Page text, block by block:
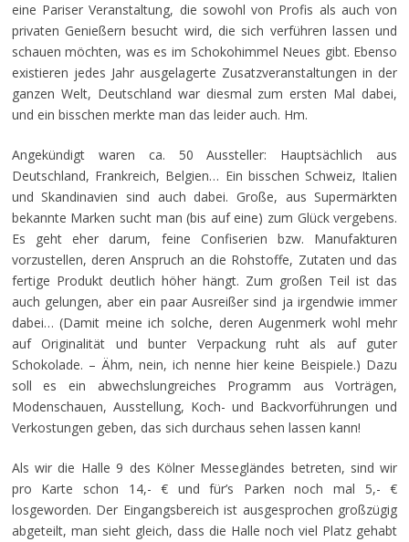
eine Pariser Veranstaltung, die sowohl von Profis als auch von
privaten Genießern besucht wird, die sich verführen lassen und
schauen möchten, was es im Schokohimmel Neues gibt. Ebenso
existieren jedes Jahr ausgelagerte Zusatzveranstaltungen in der
ganzen Welt, Deutschland war diesmal zum ersten Mal dabei,
und ein bisschen merkte man das leider auch. Hm.
Angekündigt waren ca. 50 Aussteller: Hauptsächlich aus
Deutschland, Frankreich, Belgien… Ein bisschen Schweiz, Italien
und Skandinavien sind auch dabei. Große, aus Supermärkten
bekannte Marken sucht man (bis auf eine) zum Glück vergebens.
Es geht eher darum, feine Confiserien bzw. Manufakturen
vorzustellen, deren Anspruch an die Rohstoffe, Zutaten und das
fertige Produkt deutlich höher hängt. Zum großen Teil ist das
auch gelungen, aber ein paar Ausreißer sind ja irgendwie immer
dabei… (Damit meine ich solche, deren Augenmerk wohl mehr
auf Originalität und bunter Verpackung ruht als auf guter
Schokolade. – Ähm, nein, ich nenne hier keine Beispiele.) Dazu
soll es ein abwechslungreiches Programm aus Vorträgen,
Modenschauen, Ausstellung, Koch- und Backvorführungen und
Verkostungen geben, das sich durchaus sehen lassen kann!
Als wir die Halle 9 des Kölner Messegländes betreten, sind wir
pro Karte schon 14,- € und für’s Parken noch mal 5,- €
losgeworden. Der Eingangsbereich ist ausgesprochen großzügig
abgeteilt, man sieht gleich, dass die Halle noch viel Platz gehabt